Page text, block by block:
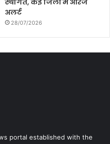
स्थगित, कई जिलों में ऑरेंज
अलर्ट
28/07/2026
portal established with the